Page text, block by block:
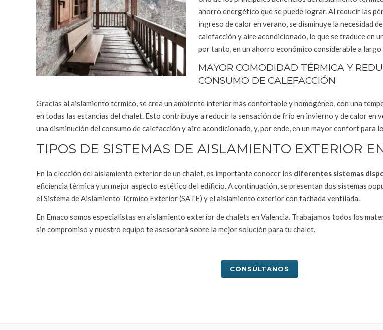
ahorro energético que se puede lograr. Al reducir las
ingreso de calor en verano, se disminuye la necesidad
calefacción y aire acondicionado, lo que se traduce en
por tanto, en un ahorro económico considerable a largo
MAYOR COMODIDAD TÉRMICA Y
CONSUMO DE CALEFACCIÓN
Gracias al aislamiento térmico, se crea un ambiente interior más confortable y homogéneo, con una
en todas las estancias del chalet. Esto contribuye a reducir la sensación de frío en invierno y de calor en
una disminución del consumo de calefacción y aire acondicionado, y, por ende, en un mayor confort para
TIPOS DE SISTEMAS DE AISLAMIENTO EXTERIOR
En la elección del aislamiento exterior de un chalet, es importante conocer los diferentes sistemas
eficiencia térmica y un mejor aspecto estético del edificio. A continuación, se presentan dos sistemas
el Sistema de Aislamiento Térmico Exterior (SATE) y el aislamiento exterior con fachada ventilada.
En Emaco somos especialistas en aislamiento exterior de chalets en Valencia. Trabajamos todos los
sin compromiso y nuestro equipo te asesorará sobre la mejor solución para tu chalet.
CONSÚLTANOS